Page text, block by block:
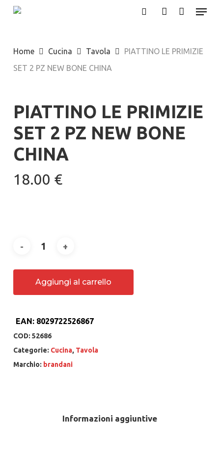
Skip
content
Menu
Home Cucina Tavola
PIATTINO LE PRIMIZIE
SET 2 PZ NEW BONE CHINA
PIATTINO LE PRIMIZIE
SET 2 PZ NEW BONE
CHINA
18.00 €
Aggiungi al carrello
EAN: 8029722526867
COD: 52686
Categorie: Cucina, Tavola
Marchio: brandani
Informazioni aggiuntive